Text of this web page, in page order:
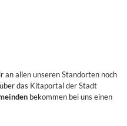
allen unseren Standorten noch
das Kitaportal der Stadt
bekommen bei uns einen